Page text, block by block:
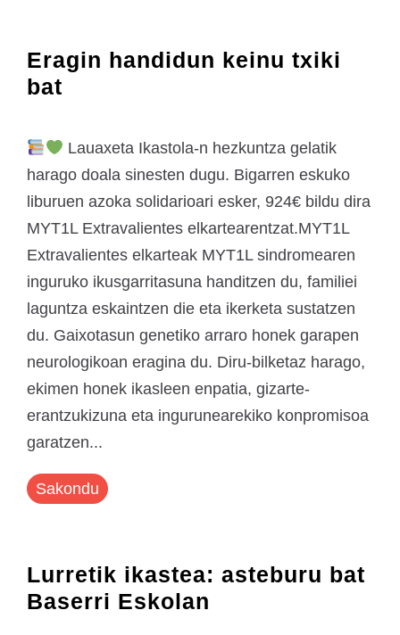
Eragin handidun keinu txiki
bat
Lauaxeta Ikastola-n hezkuntza gelatik
harago doala sinesten dugu. Bigarren eskuko
liburuen azoka solidarioari esker, 924€ bildu dira
MYT1L Extravalientes elkartearentzat.MYT1L
Extravalientes elkarteak MYT1L sindromearen
inguruko ikusgarritasuna handitzen du, familiei
laguntza eskaintzen die eta ikerketa sustatzen
du. Gaixotasun genetiko arraro honek garapen
neurologikoan eragina du. Diru-bilketaz harago,
ekimen honek ikasleen enpatia, gizarte-
erantzukizuna eta ingurunearekiko konpromisoa
garatzen...
Sakondu
Lurretik ikastea: asteburu bat
Baserri Eskolan